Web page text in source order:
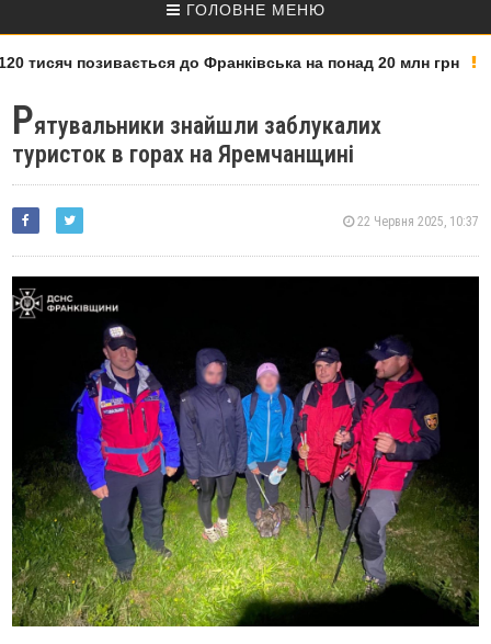
ГОЛОВНЕ МЕНЮ
тисяч позивається до Франківська на понад 20 млн грн
Рятувальники знайшли заблукалих
туристок в горах на Яремчанщині
22 Червня 2025, 10:37